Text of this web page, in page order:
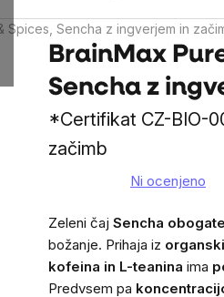
Spices, Sencha z ingverjem in
BrainMax
Sencha z
*Certifikat CZ-BIO-
začimb
average
product
Ni ocenjeno
Zeleni čaj Sencha
božanje. Prihaja iz
kofeina in L-teanina ima
Predvsem pa